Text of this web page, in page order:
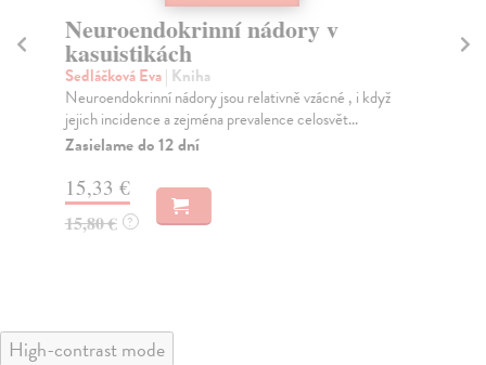
Dědičné nádorové syndromy v
dětské onkologii
Bajčiová Viera| Kniha
Kniha „Dědičné nádorové syndromy v dětské
onkologii“ poskytuje přehled dědičných syndromů
asociovaný...
21,92 €
High-contrast mode